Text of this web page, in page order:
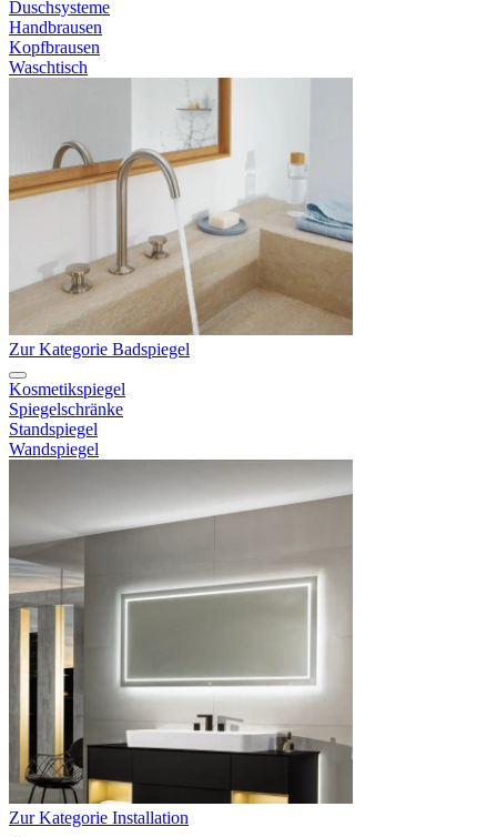
Duschsysteme
Handbrausen
Kopfbrausen
Waschtisch
Zur Kategorie Badspiegel
Kosmetikspiegel
Spiegelschränke
Standspiegel
Wandspiegel
Zur Kategorie Installation